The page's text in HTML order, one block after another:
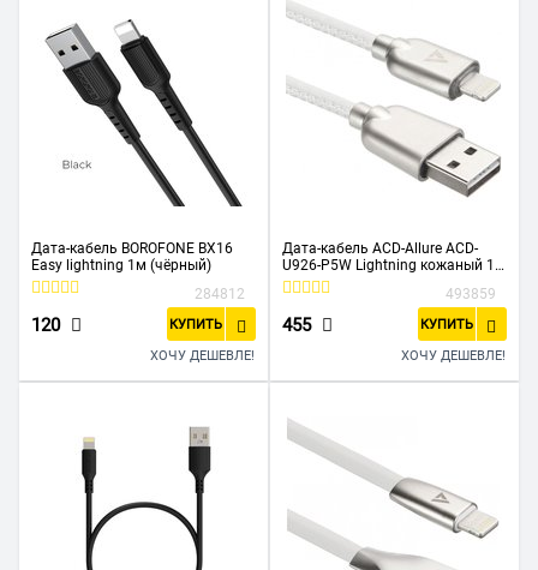
Дата-кабель BOROFONE BX16
Easy lightning 1м (чёрный)
284812
120 КУПИТЬ
ХОЧУ ДЕШЕВЛЕ!
Дата-кабель ACD-Allure ACD-
U926-P5W Lightning кожаный 1м
белый
493859
455 КУПИТЬ
ХОЧУ ДЕШЕВЛЕ!